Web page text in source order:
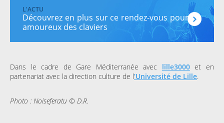
Découvrez en plus sur ce rendez-vous pour les
amoureux des claviers
Dans le cadre de Gare Méditerranée avec lille3000et en
partenariat avec la direction culture de l’Université de Lille.
Photo : Noiseferatu © D.R.